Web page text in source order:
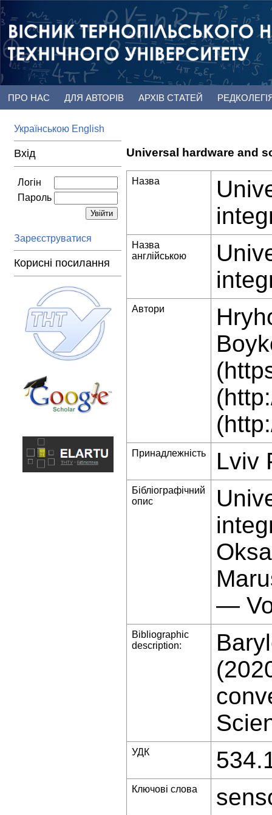
ПРО НАС ДЛЯ АВТОРІВ АРХІВ СТАТЕЙ
Українською English
Вхід
Логін
Пароль
Зареєструватися
Корисні посилання
Universal hardware and
Назва
Назва
англійською
Автори
Принадлежність Lviv
Бібліографічний
опис
—
Bibliographic
description:
УДК
Ключові слова